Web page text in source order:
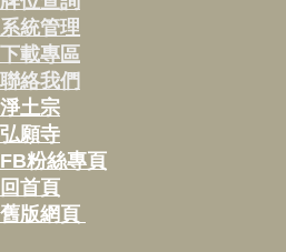
系統管理
下載專區
聯絡我們
淨土宗
弘願寺
FB粉絲專頁
回首頁
舊版網頁